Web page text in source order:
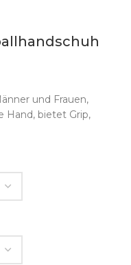
und Frauen,
Hand, bietet Grip,